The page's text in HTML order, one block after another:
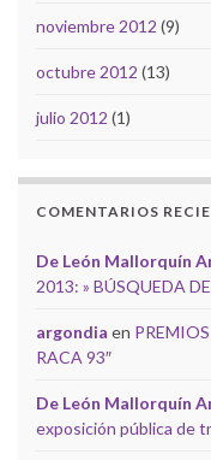
noviembre 2012 (9)
octubre 2012 (13)
julio 2012 (1)
COMENTARIOS
De León Mallorquín
2013: » BÚSQUEDA
argondia en
RACA 93″
De León Mallorquín
exposición pública de